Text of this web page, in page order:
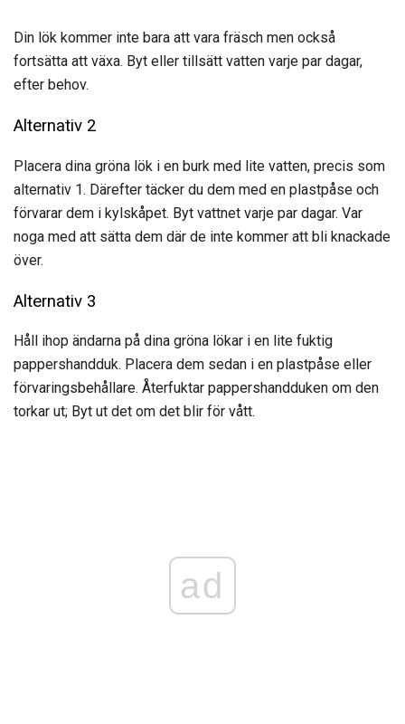
Din lök kommer inte bara att vara fräsch men också
fortsätta att växa. Byt eller tillsätt vatten varje par dagar,
efter behov.
Alternativ 2
Placera dina gröna lök i en burk med lite vatten, precis som
alternativ 1. Därefter täcker du dem med en plastpåse och
förvarar dem i kylskåpet. Byt vattnet varje par dagar. Var
noga med att sätta dem där de inte kommer att bli knackade
över.
Alternativ 3
Håll ihop ändarna på dina gröna lökar i en lite fuktig
pappershandduk. Placera dem sedan i en plastpåse eller
förvaringsbehållare. Återfuktar pappershandduken om den
torkar ut; Byt ut det om det blir för vått.
ad